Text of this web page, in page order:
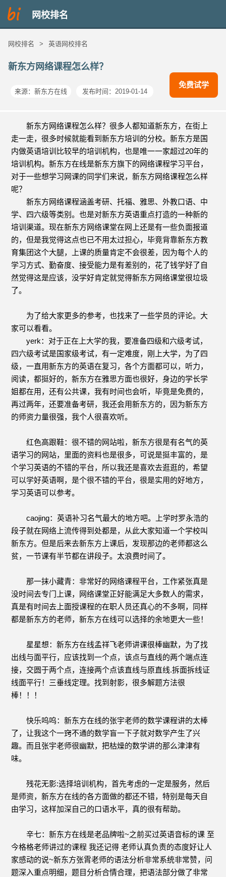
网校排名
网校排名 > 英语网校排名
新东方网络课程怎么样？
来源： 新东方在线 发布时间：2019-01-14
免费试学
新东方网络课程怎么样？很多人都知道新东方，在街上
走一走，很多时候就能看到新东方培训的分校。新东方是国
内做英语培训比较早的培训机构，也是唯一一家超过20年的
培训机构。新东方在线是新东方旗下的网络课程学习平台，
对于一些想学习网课的同学们来说，新东方网络课程怎么样
呢？
新东方网络课程涵盖考研、托福、雅思、外教口语、中
学、四六级等类别。也是对新东方英语重点打造的一种新的
培训渠道。现在新东方网络课堂在网上还是有一些负面报道
的，但是我觉得这点也已不用太过担心，毕竟背靠新东方教
育集团这个大腿，上课的质量肯定不会很差，因为每个人的
学习方式、勤奋度、接受能力是有差别的，花了钱学好了自
然觉得这是应该，没学好肯定就觉得新东方网络课堂很垃圾
了。
为了给大家更多的参考，也找来了一些学员的评论。大
家可以看看。
yerk：对于正在上大学的我，要准备四级和六级考试，
四六级考试是国家级考试，有一定难度，刚上大学，为了四
级，一直用新东方的英语在复习，各个方面都可以，听力，
阅读，都挺好的，新东方在雅思方面也很好，身边的学长学
姐都在用，还有公共课，我有时间也会听，毕竟是免费的，
再过两年，还要准备考研，我还会用新东方的，因为新东方
的师资力量很强，我个人很喜欢听。
红色高跟鞋：很不错的网站啦，新东方很是有名气的英
语学习的网站，里面的资料也是很多，可说是挺丰富的，是
个学习英语的不错的平台，所以我还是喜欢去逛逛的，希望
可以学好英语啊，是个很不错的平台，很是实用的好地方，
学习英语可以参考。
caojing：英语补习名气最大的地方吧。上学时罗永浩的
段子就在网络上流传得到处都是，从此大家知道一个学校叫
新东方。但是后来去新东方上课后，发现那边的老师都这么
贫，一节课有半节都在讲段子。太浪费时间了。
那一抹小藏青：非常好的网络课程平台，工作紧张真是
没时间去专门上课，网络课堂正好能满足大多数人的需求，
真是有时间去上面授课程的在职人员还真心的不多啊，同样
都是新东方的老师，新东方在线可以选择的余地更大一些！
星星想：新东方在线孟祥飞老师讲课很棒幽默，为了找
出线与面平行，应该找到一个点，该点与直线的两个端点连
接，交圆于两个点，连接两个点该直线与原直线.拆面拆线证
线面平行！三垂线定理。找到射影，很多解题方法很
棒！！！
快乐呜呜：新东方在线的张宇老师的数学课程讲的太棒
了，让我这个一窍不通的数学盲一下子就对数学产生了兴
趣。而且张宇老师很幽默，把枯燥的数学讲的那么津津有
味。
残花无影:选择培训机构，首先考虑的一定是服务，然后
是师资，新东方在线的各方面做的都还不错，特别是每天自
由学习，这样加深自己的口语水平，真的很有帮助。
辛七：新东方在线是老品牌啦~之前买过英语音标的课 至
今格格老师讲过的课程 我还记得 老师认真负责的态度好让人
家感动的说~新东方张霄老师的语法分析非常系统非常赞，问
题深入重点明细，题目分析合情合理，把语法部分做了非常